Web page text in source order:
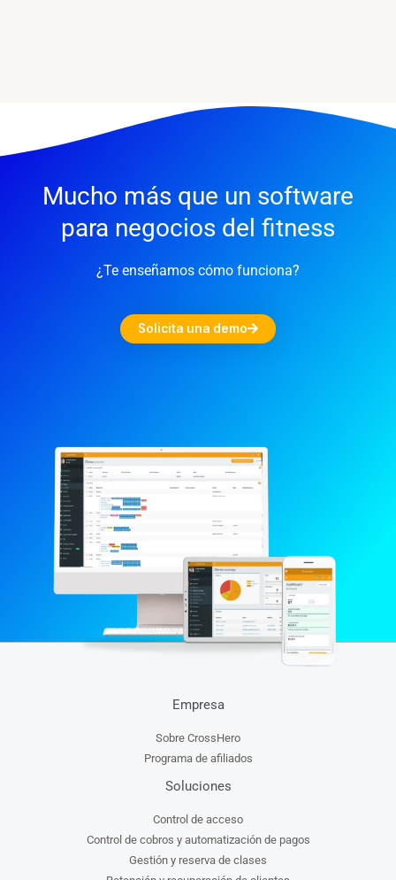
Mucho más que un software
para negocios del fitness
¿Te enseñamos cómo funciona?
Solicita una demo
Empresa
Sobre CrossHero
Programa de afiliados
Soluciones
Control de acceso
Control de cobros y automatización de pagos
Gestión y reserva de clases